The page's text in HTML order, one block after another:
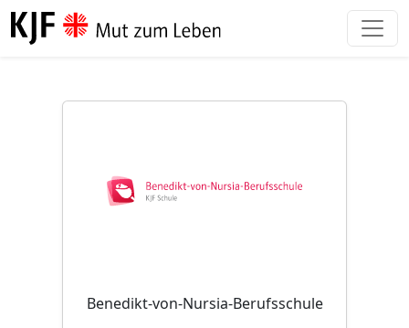
Direkt zum Inhalt
Benedikt-von-Nursia-Berufsschule